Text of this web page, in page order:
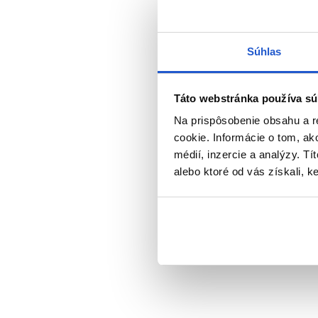
Súhlas
Táto webstránka používa
Na prispôsobenie obsahu a
cookie. Informácie o tom,
médií, inzercie a analýzy.
alebo ktoré od vás získali,
Samotný šampón zvyčajne
Jemné vlasy potrebujú ľahšiu
Uhladzujúce produkty môžu pri
ťažko a prestávajú reagovať na
Po umytí vlasy nestáčajte a
Subrina
6.50 €
Skladom